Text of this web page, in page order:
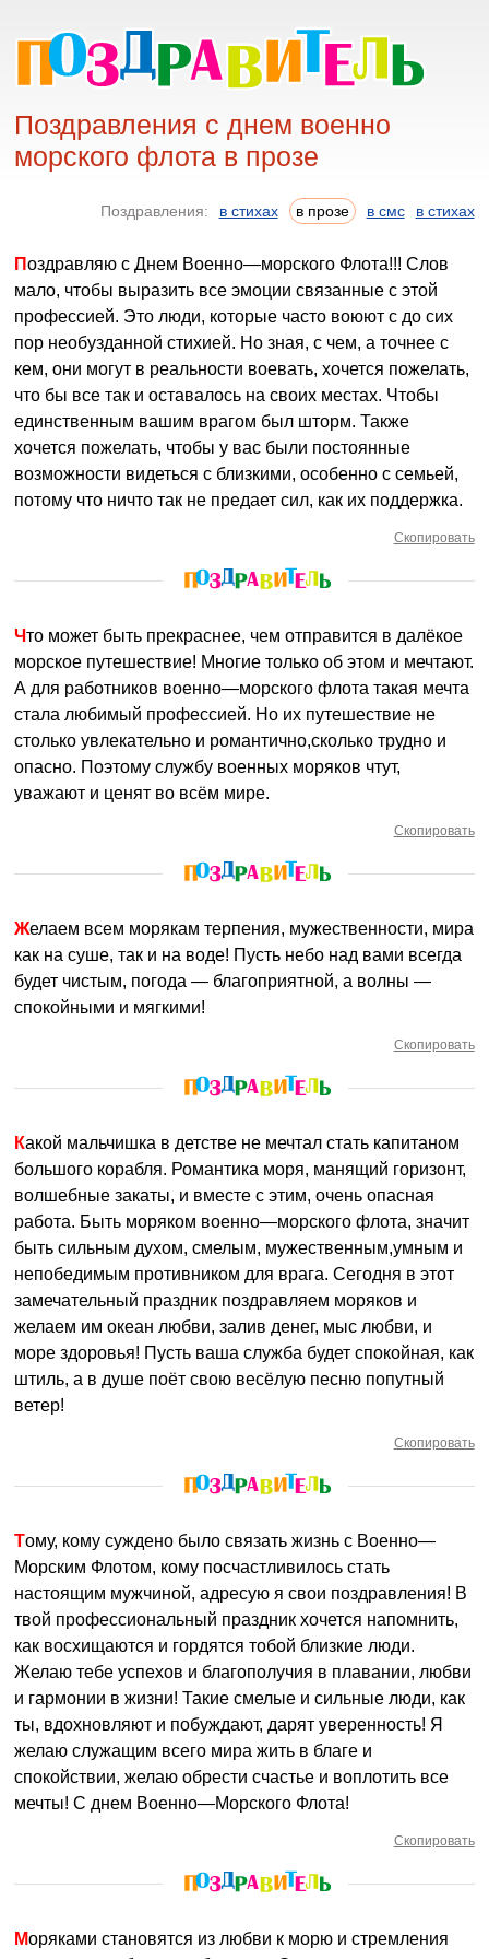
Поздравления с днем военно
морского флота в прозе
Поздравления: в стихах в прозе в смс в стихах
Поздравляю с Днем Военно—морского Флота!!! Слов
мало, чтобы выразить все эмоции связанные с этой
профессией. Это люди, которые часто воюют с до сих
пор необузданной стихией. Но зная, с чем, а точнее с
кем, они могут в реальности воевать, хочется пожелать,
что бы все так и оставалось на своих местах. Чтобы
единственным вашим врагом был шторм. Также
хочется пожелать, чтобы у вас были постоянные
возможности видеться с близкими, особенно с семьей,
потому что ничто так не предает сил, как их поддержка.
Скопировать
Что может быть прекраснее, чем отправится в далёкое
морское путешествие! Многие только об этом и мечтают.
А для работников военно—морского флота такая мечта
стала любимый профессией. Но их путешествие не
столько увлекательно и романтично,сколько трудно и
опасно. Поэтому службу военных моряков чтут,
уважают и ценят во всём мире.
Скопировать
Желаем всем морякам терпения, мужественности, мира
как на суше, так и на воде! Пусть небо над вами всегда
будет чистым, погода — благоприятной, а волны —
спокойными и мягкими!
Скопировать
Какой мальчишка в детстве не мечтал стать капитаном
большого корабля. Романтика моря, манящий горизонт,
волшебные закаты, и вместе с этим, очень опасная
работа. Быть моряком военно—морского флота, значит
быть сильным духом, смелым, мужественным,умным и
непобедимым противником для врага. Сегодня в этот
замечательный праздник поздравляем моряков и
желаем им океан любви, залив денег, мыс любви, и
море здоровья! Пусть ваша служба будет спокойная, как
штиль, а в душе поёт свою весёлую песню попутный
ветер!
Скопировать
Тому, кому суждено было связать жизнь с Военно—
Морским Флотом, кому посчастливилось стать
настоящим мужчиной, адресую я свои поздравления! В
твой профессиональный праздник хочется напомнить,
как восхищаются и гордятся тобой близкие люди.
Желаю тебе успехов и благополучия в плавании, любви
и гармонии в жизни! Такие смелые и сильные люди, как
ты, вдохновляют и побуждают, дарят уверенность! Я
желаю служащим всего мира жить в благе и
спокойствии, желаю обрести счастье и воплотить все
мечты! С днем Военно—Морского Флота!
Скопировать
Моряками становятся из любви к морю и стремления